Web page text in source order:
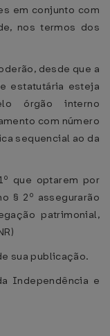
em conjunto com
nos termos dos
desde que a
estatutária esteja
órgão interno
com número
sequencial ao da
que optarem por
§ 2º assegurarão
patrimonial,
sua publicação.
Independência e